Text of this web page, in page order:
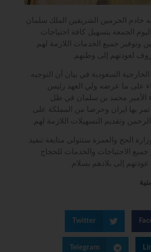
خادم الحرمين الشريفين الملك سلمان
الجمعة بتسهيل كافة احتياجات
وتوفير جميع الخدمات اللازمة لهم
لعودتهم إلى وطنهم.
السعودية في بيان أن التوجيه
على ما عرضه ولي العهد رئيس
الأمير محمد بن سلمان في ظل
تمر بها ايران وحرصا من المملكة على
وتقديم التسهيلات اللازمة لهم.
الحج والعمرة ستتولى متابعة تنفيذ
جميع الاحتياجات والخدمات للحجاج
عودتهم إلى بلادهم بسلام.
Twitter
Telegram